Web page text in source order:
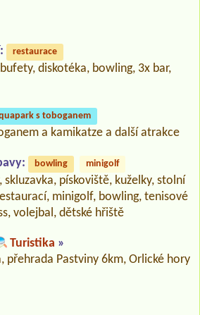
restaurace
diskotéka, bowling, 3x bar,
s toboganem
a kamikatze a další atrakce
bowling minigolf
skluzavka, pískoviště, kuželky, stolní
minigolf, bowling, tenisové
volejbal, dětské hřiště
Turistika »
přehrada Pastviny 6km, Orlické hory